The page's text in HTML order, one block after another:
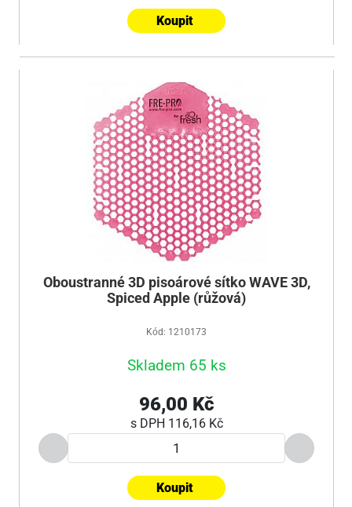
Koupit
Oboustranné 3D pisoárové sítko WAVE 3D,
Spiced Apple (růžová)
Kód: 1210173
Skladem 65 ks
96,00 Kč
s DPH 116,16 Kč
Koupit